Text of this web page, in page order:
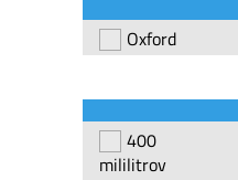
Oxford
400
mililitrov